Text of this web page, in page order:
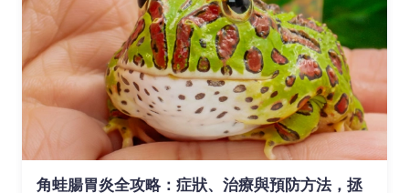
角蛙腸胃炎全攻略：症狀、治療與預防方法，拯